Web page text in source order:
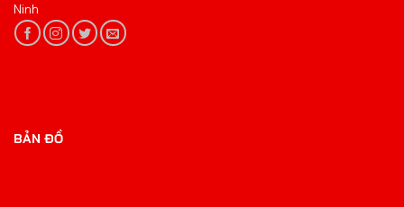
Ninh
BẢN ĐỒ